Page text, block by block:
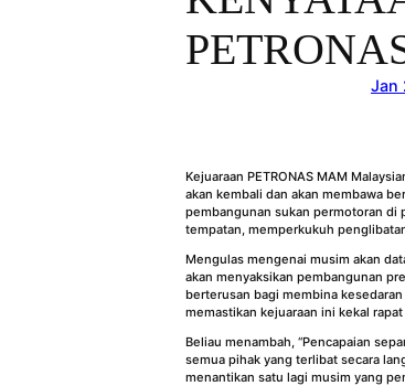
Jan
Kejuaraan PETRONAS MAM
akan kembali dan akan membawa
pembangunan sukan permotoran di
tempatan, memperkukuh
Mengulas mengenai musim akan
akan menyaksikan pembangunan
berterusan bagi membina
memastikan kejuaraan ini kekal
Beliau menambah, “Pencapaian
semua pihak yang terlibat secara
menantikan satu lagi musim yang